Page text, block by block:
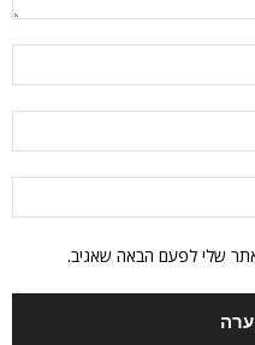
שלי לפעם הבאה שאגיב.